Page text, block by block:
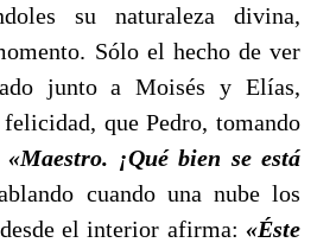
su naturaleza divina,
Sólo el hecho de ver
junto a Moisés y Elías,
que Pedro, tomando
«Maestro. ¡Qué bien se está
cuando una nube los
el interior afirma: «Éste